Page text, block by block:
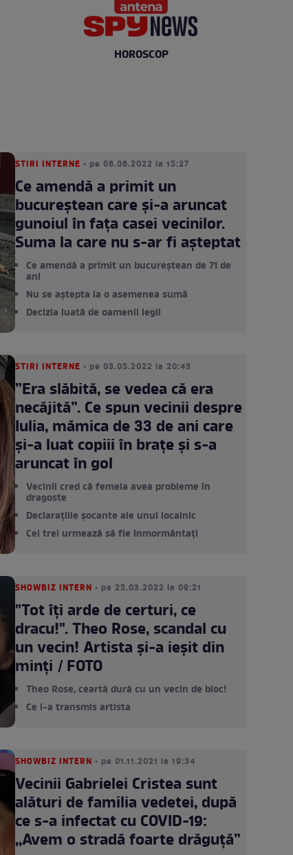
HOROSCOP
STIRI INTERNE • pe 08.06.2022 la 15:27
Ce amendă a primit un
bucureștean care și-a aruncat
gunoiul în fața casei vecinilor.
Suma la care nu s-ar fi așteptat
Ce amendă a primit un bucureștean de 71 de
ani
Nu se aștepta la o asemenea sumă
Decizia luată de oamenii legii
STIRI INTERNE • pe 03.05.2022 la 20:43
”Era slăbită, se vedea că era
necăjită”. Ce spun vecinii despre
Iulia, mămica de 33 de ani care
și-a luat copiii în brațe și s-a
aruncat în gol
Vecinii cred că femeia avea probleme în
dragoste
Declarațiile șocante ale unui localnic
Cei trei urmează să fie înmormântați
SHOWBIZ INTERN • pe 25.03.2022 la 09:21
"Tot îți arde de certuri, ce
dracu!". Theo Rose, scandal cu
un vecin! Artista și-a ieșit din
minți / FOTO
Theo Rose, ceartă dură cu un vecin de bloc!
Ce i-a transmis artista
SHOWBIZ INTERN • pe 01.11.2021 la 19:34
Vecinii Gabrielei Cristea sunt
alături de familia vedetei, după
ce s-a infectat cu COVID-19:
,,Avem o stradă foarte drăguță”